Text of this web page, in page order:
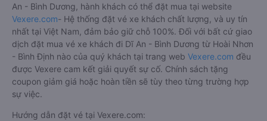
An - Bình Dương, hành khách có thể đặt mua tại website
Vexere.com- Hệ thống đặt vé xe khách chất lượng, và uy tín
nhất tại Việt Nam, đảm bảo giữ chỗ 100%. Đối với bất cứ giao
dịch đặt mua vé xe khách đi Dĩ An - Bình Dương từ Hoài Nhơn
- Bình Định nào của quý khách tại trang web Vexere.com đều
được Vexere cam kết giải quyết sự cố. Chính sách tặng
coupon giảm giá hoặc hoàn tiền sẽ tùy theo từng trường hợp
sự việc.
Hướng dẫn đặt vé tại Vexere.com: